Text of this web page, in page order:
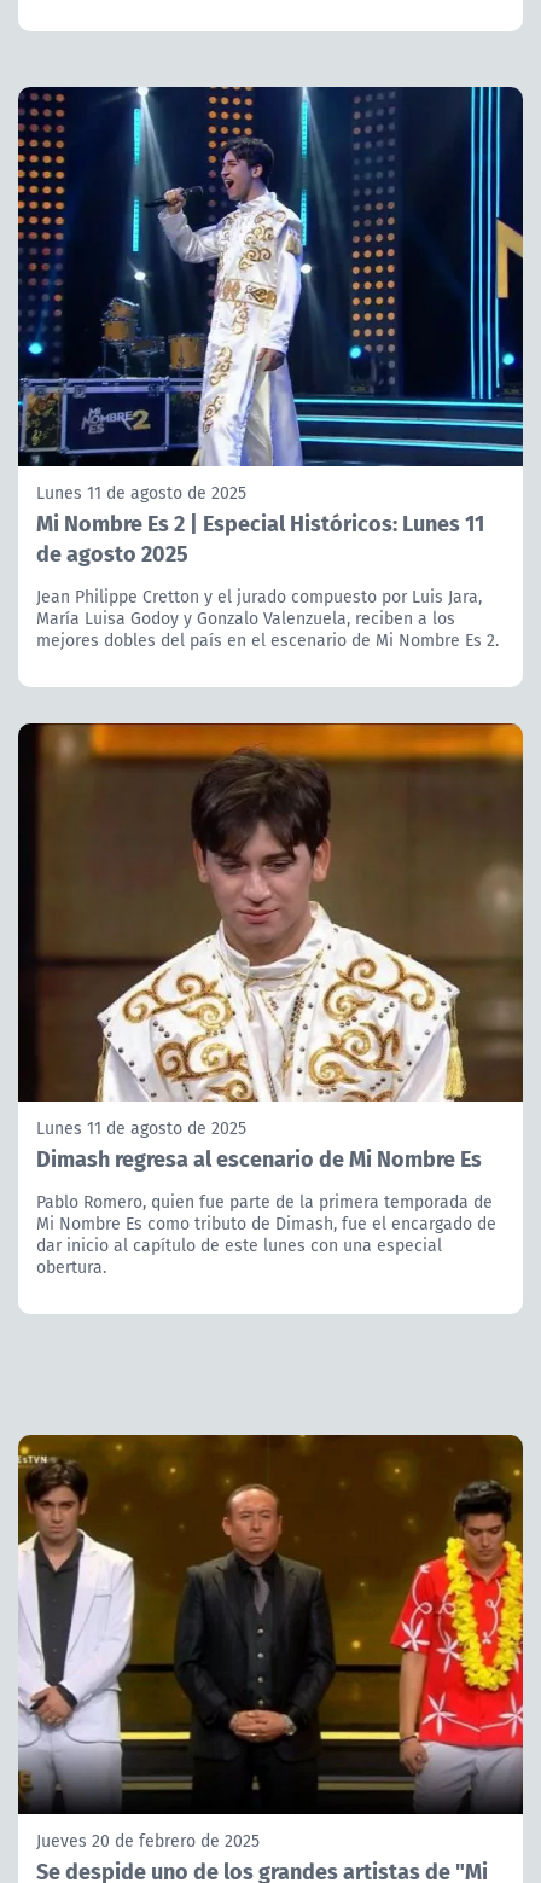
Lunes 11 de agosto de 2025
Mi Nombre Es 2 | Especial Históricos: Lunes 11
de agosto 2025
Jean Philippe Cretton y el jurado compuesto por Luis Jara,
María Luisa Godoy y Gonzalo Valenzuela, reciben a los
mejores dobles del país en el escenario de Mi Nombre Es 2.
Lunes 11 de agosto de 2025
Dimash regresa al escenario de Mi Nombre Es
Pablo Romero, quien fue parte de la primera temporada de
Mi Nombre Es como tributo de Dimash, fue el encargado de
dar inicio al capítulo de este lunes con una especial
obertura.
Jueves 20 de febrero de 2025
Se despide uno de los grandes artistas de "Mi